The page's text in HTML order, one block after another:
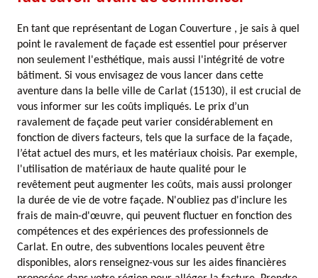
En tant que représentant de Logan Couverture , je sais à quel
point le ravalement de façade est essentiel pour préserver
non seulement l'esthétique, mais aussi l'intégrité de votre
bâtiment. Si vous envisagez de vous lancer dans cette
aventure dans la belle ville de Carlat (15130), il est crucial de
vous informer sur les coûts impliqués. Le prix d’un
ravalement de façade peut varier considérablement en
fonction de divers facteurs, tels que la surface de la façade,
l’état actuel des murs, et les matériaux choisis. Par exemple,
l'utilisation de matériaux de haute qualité pour le
revêtement peut augmenter les coûts, mais aussi prolonger
la durée de vie de votre façade. N'oubliez pas d'inclure les
frais de main-d'œuvre, qui peuvent fluctuer en fonction des
compétences et des expériences des professionnels de
Carlat. En outre, des subventions locales peuvent être
disponibles, alors renseignez-vous sur les aides financières